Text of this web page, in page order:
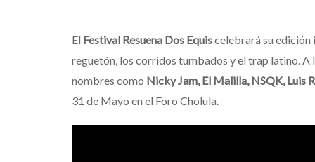
El Festival Resuena Dos Equiscelebrará su edición
reguetón, los corridos tumbados y el trap latino.
nombres como Nicky Jam, El Malilla, NSQK, Luis
31 de Mayo en el Foro Cholula.